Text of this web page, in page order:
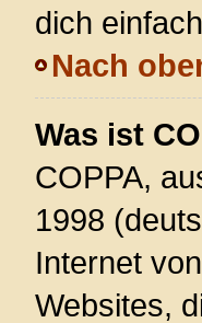
dich
Nach
Was ist
COPPA,
1998
Internet
Websites,